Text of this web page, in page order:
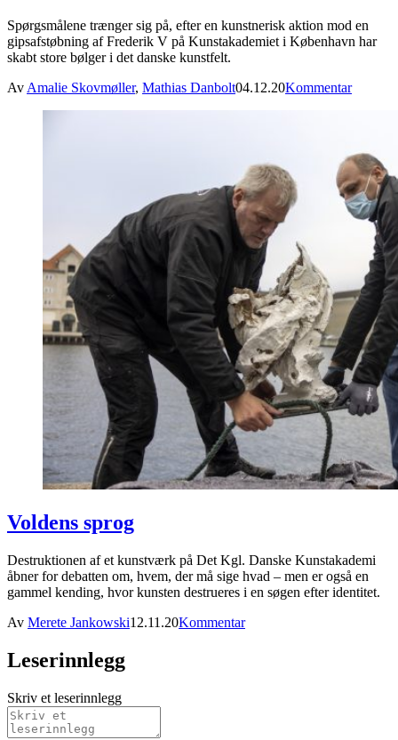
Spørgsmålene trænger sig på, efter en kunstnerisk aktion mod en
gipsafstøbning af Frederik V på Kunstakademiet i København har
skabt store bølger i det danske kunstfelt.
Av Amalie Skovmøller, Mathias Danbolt04.12.20Kommentar
Voldens sprog
Destruktionen af et kunstværk på Det Kgl. Danske Kunstakademi
åbner for debatten om, hvem, der må sige hvad – men er også en
gammel kending, hvor kunsten destrueres i en søgen efter identitet.
Av Merete Jankowski12.11.20Kommentar
Leserinnlegg
Skriv et leserinnlegg